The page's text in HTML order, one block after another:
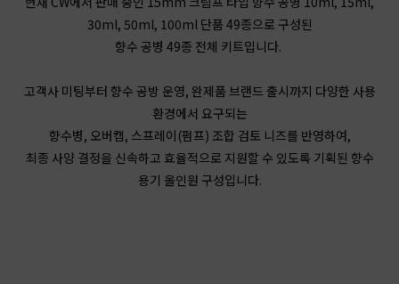
30ml, 50ml, 100ml 단품 49종으로 구성된
향수 공병 49종 전체 키트입니다.
고객사 미팅부터 향수 공방 운영, 완제품 브랜드 출시까지 다양한 사용
환경에서 요구되는
향수병, 오버캡, 스프레이(펌프) 조합 검토 니즈를 반영하여,
최종 사양 결정을 신속하고 효율적으로 지원할 수 있도록 기획된 향수
용기 올인원 구성입니다.